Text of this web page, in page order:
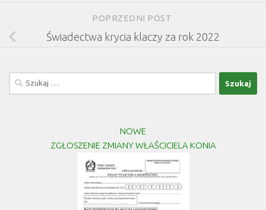
POPRZEDNI POST
Świadectwa krycia klaczy za rok 2022
Szukaj:
NOWE
ZGŁOSZENIE ZMIANY WŁAŚCICIELA KONIA